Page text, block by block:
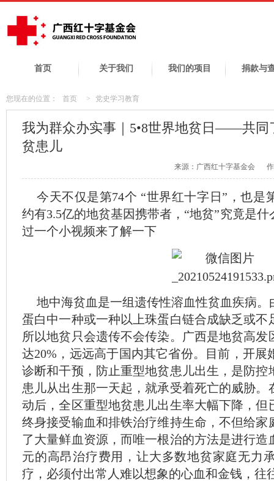
首页 关于我们 我们的项目 捐款与
您现在的位置： 首页 > 党史学习教育
我为群众办实事｜5•8世界地贫日——共同
贫患儿
来源：广西红十字基金会
今天不仅是第74个 “世界红十字日”，也是
约有3.5亿的地贫基因携带者，“地贫”究竟是
过一个小视频来了解一下
地中海贫血是一组遗传性溶血性贫血疾病
蛋白中一种或一种以上珠蛋白链合成缺乏或
所以地贫只会遗传不会传染。广西是地贫高
达20%，远远高于国内其它省份。目前，开
诊断和干预，防止重型地贫患儿出生，是防
患儿从出生那一天起，就承受着死亡的威胁
动后，全区重型地贫患儿出生率大幅下降，
终身接受输血和排铁治疗维持生命，不但给
了大量鲜血资源，而唯一根治的方法是进行
元的高昂治疗费用，让大多数地贫家庭无力
疗，必须付出常人难以想象的心血和金钱，往